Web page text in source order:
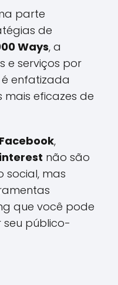
parte
de
Ways, a
e serviços por
enfatizada
eficazes de
Facebook,
não são
mas
que você pode
público-